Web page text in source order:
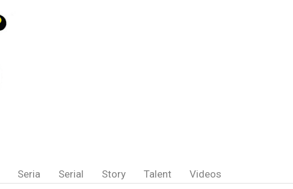
Seria Serial Story Talent Videos